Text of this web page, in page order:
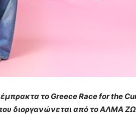
έμπρακτα το GreeceRaceforthe
διοργανώνεται από το ΑΛΜΑ